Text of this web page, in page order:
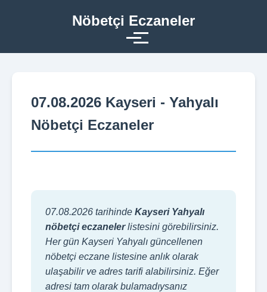
Nöbetçi Eczaneler
07.08.2026 Kayseri - Yahyalı
Nöbetçi Eczaneler
07.08.2026 tarihinde Kayseri Yahyalı
nöbetçi eczanelerlistesini görebilirsiniz.
Her gün Kayseri Yahyalı güncellenen
nöbetçi eczane listesine anlık olarak
ulaşabilir ve adres tarifi alabilirsiniz. Eğer
adresi tam olarak bulamadıysanız